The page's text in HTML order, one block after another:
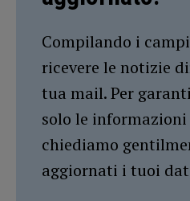
Compilando i
ricevere le notizie
tua mail. Per
solo le
chiediamo
aggiornati i tuoi